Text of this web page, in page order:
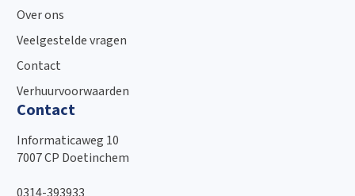
Over ons
Veelgestelde vragen
Contact
Verhuurvoorwaarden
Contact
Informaticaweg 10
7007 CP Doetinchem